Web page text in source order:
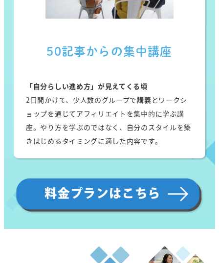
50記事からの集中講座
「自分らしい進め方」が見えてくる頃
2日間かけて、少人数のグループで講義とワークシ
ョップを通じてアフィリエイトを集中的に学ぶ講
座。やり方を学ぶのではなく、自分のスタイルを築
きはじめるタイミングに適した内容です。